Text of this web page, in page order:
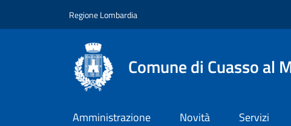
Regione Lombardia
Comune di Cuasso al
Amministrazione Novità Servizi